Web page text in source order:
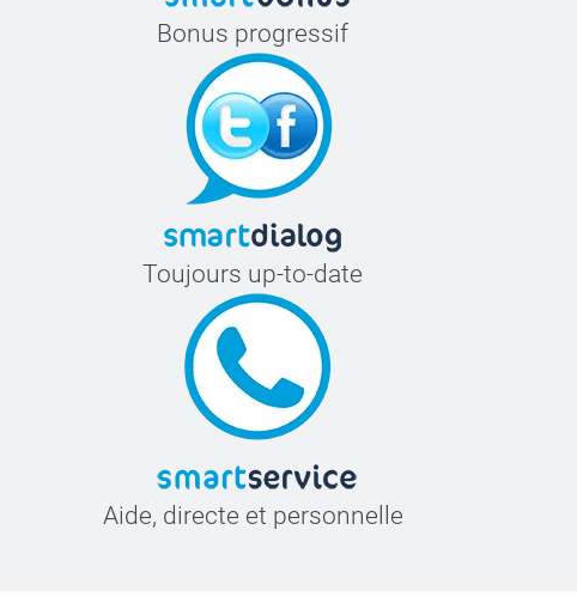
Bonus progressif
Toujours up-to-date
Aide, directe et personnelle